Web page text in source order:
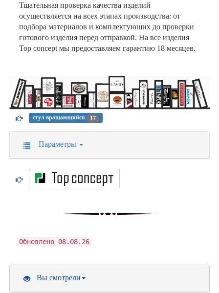
Тщательная проверка качества изделий
осуществляется на всех этапах производства: от
подбора материалов и комплектующих до проверки
готового изделия перед отправкой. На все изделия
Top concept мы предоставляем гарантию 18 месяцев.
стул вращающийся 17
Параметры
Обновлено 08.08.26
Вы смотрели